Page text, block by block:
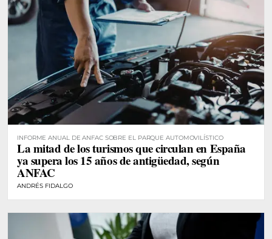
INFORME ANUAL DE ANFAC SOBRE EL PARQUE AUTOMOVILÍSTICO
La mitad de los turismos que circulan en España
ya supera los 15 años de antigüedad, según
ANFAC
ANDRÉS FIDALGO